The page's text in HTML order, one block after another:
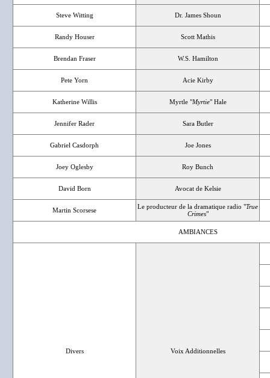
Steve Witting Dr. James Shoun
Randy Houser Scott Mathis
Brendan Fraser W.S. Hamilton
Pete Yorn Acie Kirby
Katherine Willis Myrtle "Myrtie" Hale
Jennifer Rader Sara Butler
Gabriel Casdorph Joe Jones
Joey Oglesby Roy Bunch
David Born Avocat de Kelsie
Martin Scorsese Le producteur de la dramatique radio "True
Crimes"
AMBIANCES
Divers Voix Additionnelles